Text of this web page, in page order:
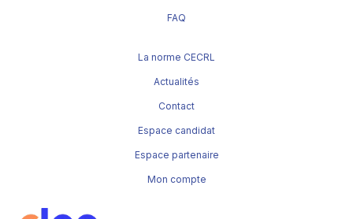
FAQ
La norme CECRL
Actualités
Contact
Espace candidat
Espace partenaire
Mon compte